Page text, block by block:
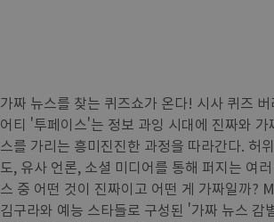
가짜 뉴스를 찾는 퀴즈쇼가 온다! 시사 퀴즈 버
어티 '투페이스'는 정보 과잉 시대에 진짜와 가
스를 가리는 흥미진진한 과정을 따라간다. 허
도, 유사 언론, 소셜 미디어를 통해 퍼지는 여
스 중 어떤 것이 진짜이고 어떤 게 가짜일까?
김구라와 예능 스타들로 구성된 '가짜 뉴스 감